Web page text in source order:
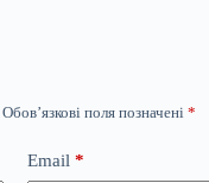
Обов’язкові поля позначені *
Email *